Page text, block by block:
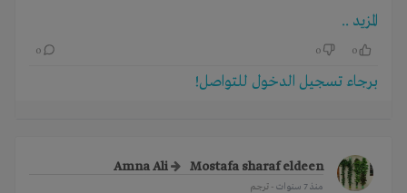
الخاص بك ومشروعك علي استعداد.
البريد الوارد لنا لمزيد من المعلومات.
المزيد ..
0
0
0
برجاء تسجيل الدخول للتواصل!
Amna Ali Mostafa sharaf eldeen
منذ 7 سنوات - ترجم